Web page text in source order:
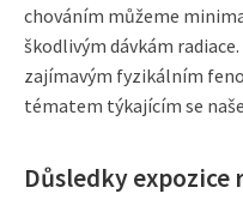
chováním můžeme
škodlivým dávkám
zajímavým fyzikálním
tématem týkajícím se
Důsledky expozice